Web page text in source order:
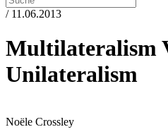
/ 11.06.2013
Multilateralism
Unilateralism
Noële Crossley